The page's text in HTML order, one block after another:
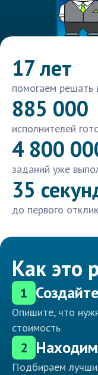
17 лет
помогаем решать
885 000
исполнителей
4 800
заданий уже
35
до первого
Как это
1
Опишите, что
стоимость
2
Подбираем